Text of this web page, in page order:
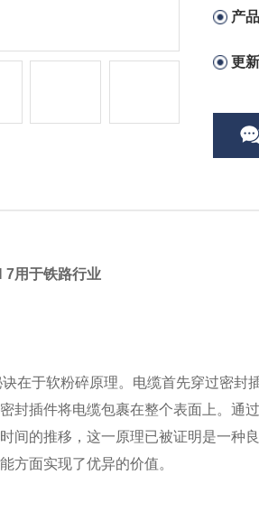
产
更
7用于铁路行业
在于软粉碎原理。电缆首先穿过密封
封插件将电缆包裹在整个表面上。通
间的推移，这一原理已被证明是一种
方面实现了优异的价值。